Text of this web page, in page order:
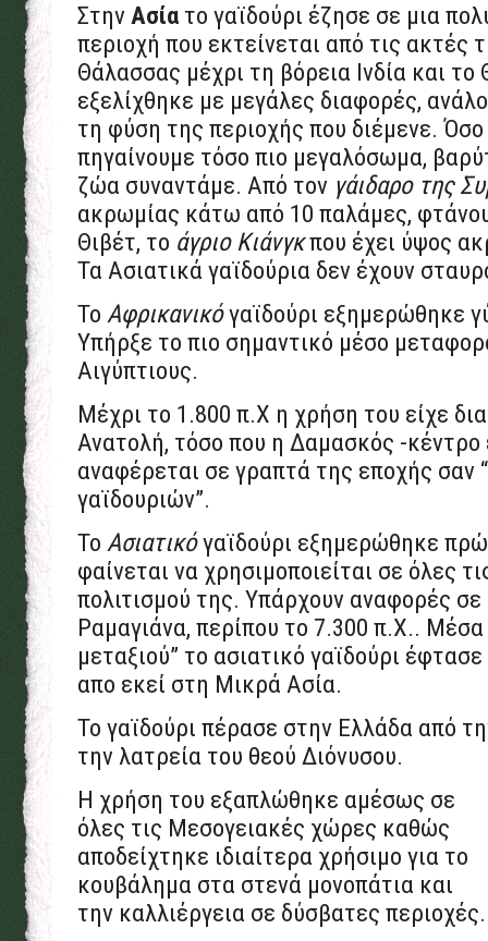
Στην Ασία το γαϊδούρι έζησε σε μια
περιοχή που εκτείνεται από τις ακτές
Θάλασσας μέχρι τη βόρεια Ινδία και το
εξελίχθηκε με μεγάλες διαφορές,
τη φύση της περιοχής που διέμενε.
πηγαίνουμε τόσο πιο μεγαλόσωμα,
ζώα συναντάμε. Από τον γάιδαρο της
ακρωμίας κάτω από 10 παλάμες,
Θιβέτ, το άγριο Κιάνγκπου έχει ύψος
Τα Ασιατικά γαϊδούρια δεν έχουν
Το Αφρικανικόγαϊδούρι εξημερώθηκε
Υπήρξε το πιο σημαντικό μέσο
Αιγύπτιους.
Μέχρι το 1.800 π.Χ η χρήση του είχε
Ανατολή, τόσο που η Δαμασκός -κέντρο
αναφέρεται σε γραπτά της εποχής σαν
γαϊδουριών”.
Το Ασιατικόγαϊδούρι εξημερώθηκε
φαίνεται να χρησιμοποιείται σε όλες
πολιτισμού της. Υπάρχουν αναφορές
Ραμαγιάνα, περίπου το 7.300 π.Χ..
μεταξιού” το ασιατικό γαϊδούρι
απο εκεί στη Μικρά Ασία.
Το γαϊδούρι πέρασε στην Ελλάδα από
την λατρεία του θεού Διόνυσου.
Η χρήση του εξαπλώθηκε αμέσως σε
όλες τις Μεσογειακές χώρες καθώς
αποδείχτηκε ιδιαίτερα χρήσιμο για το
κουβάλημα στα στενά μονοπάτια και
την καλλιέργεια σε δύσβατες περιοχές.